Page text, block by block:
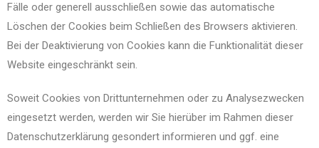
Fälle oder generell ausschließen sowie das automatische
Löschen der Cookies beim Schließen des Browsers aktivieren.
Bei der Deaktivierung von Cookies kann die Funktionalität dieser
Website eingeschränkt sein.
Soweit Cookies von Drittunternehmen oder zu Analysezwecken
eingesetzt werden, werden wir Sie hierüber im Rahmen dieser
Datenschutzerklärung gesondert informieren und ggf. eine